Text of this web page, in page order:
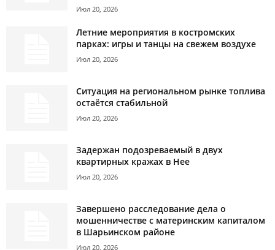
Июл 20, 2026
Летние мероприятия в костромских
парках: игры и танцы на свежем воздухе
Июл 20, 2026
Ситуация на региональном рынке топлива
остаётся стабильной
Июл 20, 2026
Задержан подозреваемый в двух
квартирных кражах в Нее
Июл 20, 2026
Завершено расследование дела о
мошенничестве с материнским капиталом
в Шарьинском районе
Июл 20, 2026